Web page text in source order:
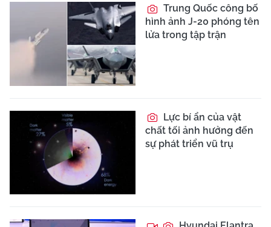
Trung Quốc công bố
hình ảnh J-20 phóng tên
lửa trong tập trận
Lực bí ẩn của vật
chất tối ảnh hưởng đến
sự phát triển vũ trụ